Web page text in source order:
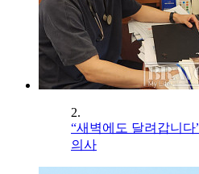
2.
“새벽에도 달려갑니
의사